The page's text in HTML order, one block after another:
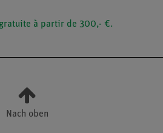
à partir de 300,- €.
Nach oben